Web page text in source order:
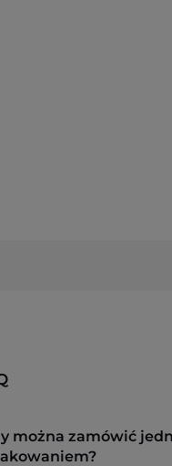
można zamówić